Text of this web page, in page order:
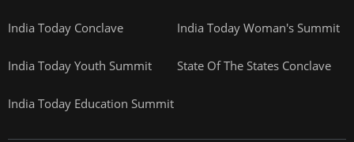
India Today Conclave India Today Woman's Summit
India Today Youth Summit State Of The States Conclave
India Today Education Summit